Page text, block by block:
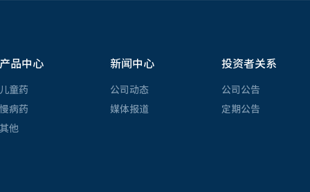
品中心
童药
病药
他
新闻中心
公司动态
媒体报道
投资者关系
公司公告
定期公告